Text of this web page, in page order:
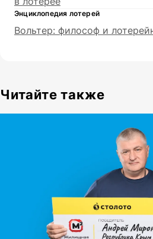
Энциклопедия лотерей
Вольтер: философ и
Читайте также